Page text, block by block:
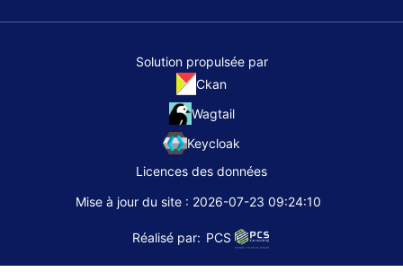
Solution propulsée par
Ckan
Wagtail
Keycloak
Licences des données
Mise à jour du site : 2026-07-23 09:24:10
Réalisé par: PCS